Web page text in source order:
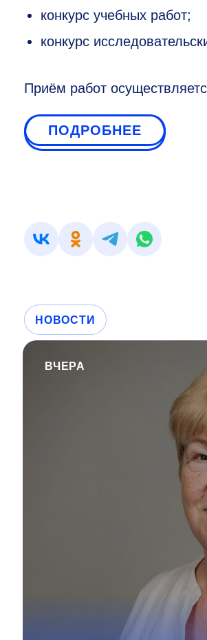
конкурс учебных работ;
конкурс
Приём работ
ПОДРОБНЕЕ
НОВОСТИ
ВЧЕРА